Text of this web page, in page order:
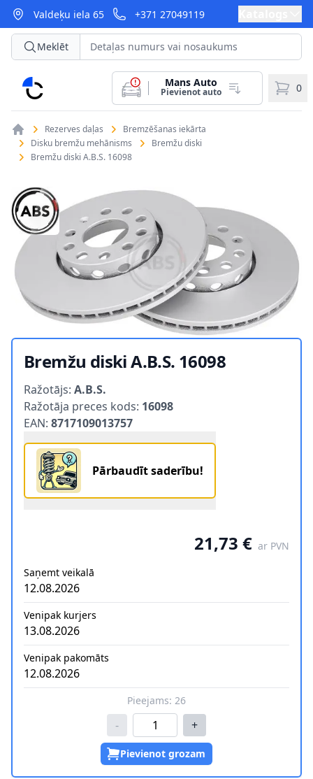
Valdeķu iela 65 +371 27049119
CarParts
Meklēt
Mans Auto
Pievienot auto 0
Rezerves daļas
Bremzēšanas iekārta
Disku bremžu mehānisms
Bremžu diski
Bremžu diski A.B.S. 16098
Bremžu diski A.B.S. 16098
Ražotājs: A.B.S.
Ražotāja preces kods: 16098
EAN: 8717109013757
Pārbaudīt saderību!
21,73 € ar PVN
Saņemt veikalā
12.08.2026
Venipak kurjers
13.08.2026
Venipak pakomāts
12.08.2026
Pieejams: 26
- +
Pievienot grozam